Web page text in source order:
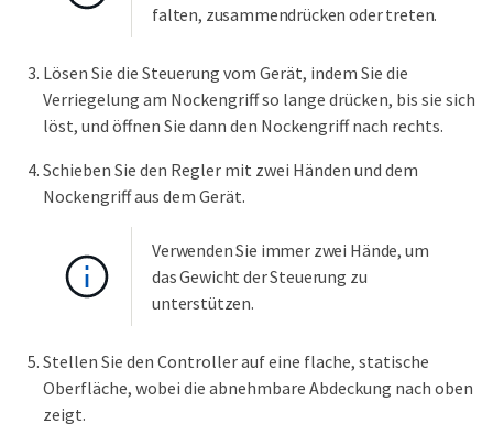
falten, zusammendrücken oder treten.
Lösen Sie die Steuerung vom Gerät, indem Sie die
Verriegelung am Nockengriff so lange drücken, bis sie sich
löst, und öffnen Sie dann den Nockengriff nach rechts.
Schieben Sie den Regler mit zwei Händen und dem
Nockengriff aus dem Gerät.
Verwenden Sie immer zwei Hände, um
das Gewicht der Steuerung zu
unterstützen.
Stellen Sie den Controller auf eine flache, statische
Oberfläche, wobei die abnehmbare Abdeckung nach oben
zeigt.